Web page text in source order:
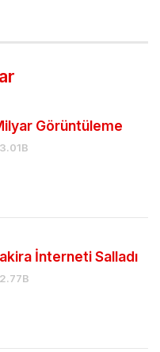
Görüntüleme
3.01B
İnterneti Salladı
2.77B